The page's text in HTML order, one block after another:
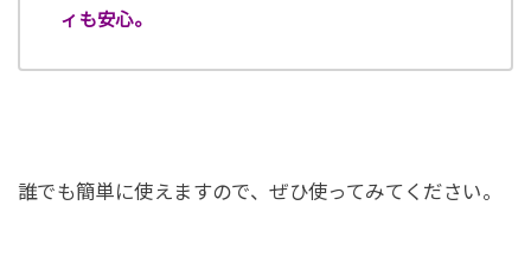
ィも安心。
誰でも簡単に使えますので、ぜひ使ってみてください。